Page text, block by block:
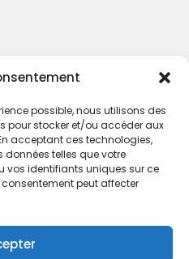
possible, nous utilisons des
pour stocker et/ou accéder aux
acceptant ces technologies,
données telles que votre
identifiants uniques sur ce
consentement peut affecter